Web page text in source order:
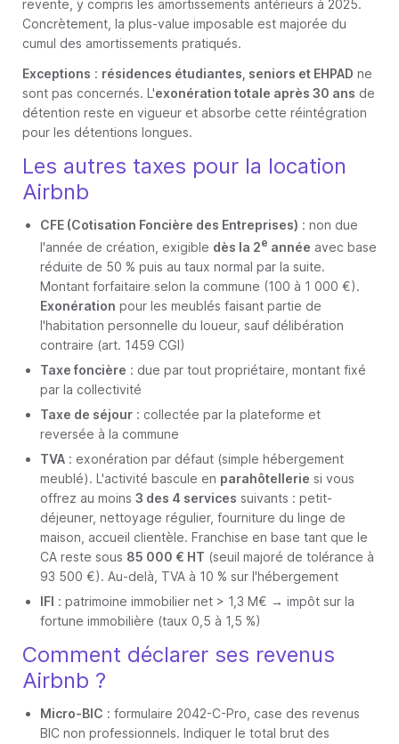
revente, y compris les amortissements antérieurs à 2025.
Concrètement, la plus-value imposable est majorée du
cumul des amortissements pratiqués.
Exceptions : résidences étudiantes, seniors et EHPAD ne
sont pas concernés. L'exonération totale après 30 ans de
détention reste en vigueur et absorbe cette réintégration
pour les détentions longues.
Les autres taxes pour la location
Airbnb
CFE (Cotisation Foncière des Entreprises) : non due
l'année de création, exigible dès la 2e année avec base
réduite de 50 % puis au taux normal par la suite.
Montant forfaitaire selon la commune (100 à 1 000 €).
Exonération pour les meublés faisant partie de
l'habitation personnelle du loueur, sauf délibération
contraire (art. 1459 CGI)
Taxe foncière : due par tout propriétaire, montant fixé
par la collectivité
Taxe de séjour : collectée par la plateforme et
reversée à la commune
TVA : exonération par défaut (simple hébergement
meublé). L'activité bascule en parahôtellerie si vous
offrez au moins 3 des 4 services suivants : petit-
déjeuner, nettoyage régulier, fourniture du linge de
maison, accueil clientèle. Franchise en base tant que le
CA reste sous 85 000 € HT (seuil majoré de tolérance à
93 500 €). Au-delà, TVA à 10 % sur l'hébergement
IFI : patrimoine immobilier net > 1,3 M€ → impôt sur la
fortune immobilière (taux 0,5 à 1,5 %)
Comment déclarer ses revenus
Airbnb ?
Micro-BIC : formulaire 2042-C-Pro, case des revenus
BIC non professionnels. Indiquer le total brut des